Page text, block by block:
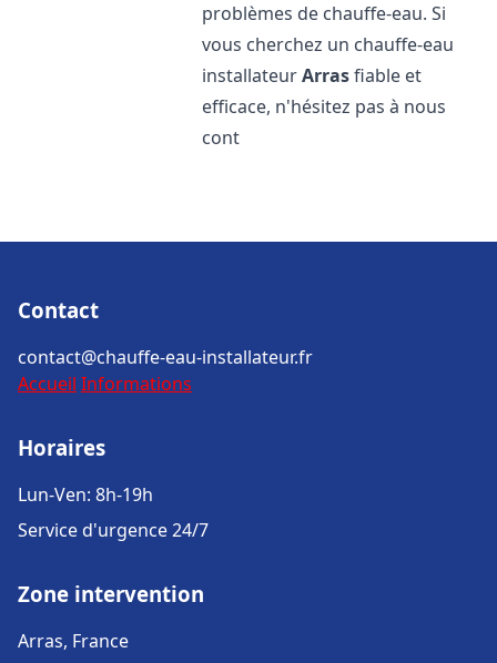
problèmes de chauffe-eau. Si
vous cherchez un chauffe-eau
installateurArrasfiable et
efficace, n'hésitez pas à nous
cont
Contact
contact@chauffe-eau-installateur.fr
Accueil Informations
Horaires
Lun-Ven: 8h-19h
Service d'urgence 24/7
Zone intervention
Arras, France